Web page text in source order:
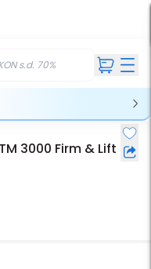
s.d. 70%
3000 Firm & Lift